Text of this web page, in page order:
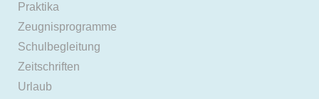
Praktika
Zeugnisprogramme
Schulbegleitung
Zeitschriften
Urlaub